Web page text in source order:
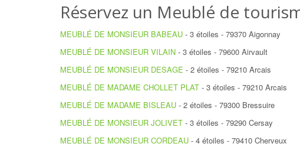
Réservez un Meublé de
MEUBLÉ DE MONSIEUR BABEAU - 3 étoiles - 79370 Aigonnay
MEUBLÉ DE MONSIEUR VILAIN - 3 étoiles - 79600 Airvault
MEUBLÉ DE MONSIEUR DESAGE - 2 étoiles - 79210 Arcais
MEUBLÉ DE MADAME CHOLLET PLAT - 3 étoiles - 79210 Arcais
MEUBLÉ DE MADAME BISLEAU - 2 étoiles - 79300 Bressuire
MEUBLÉ DE MONSIEUR JOLIVET - 3 étoiles - 79290 Cersay
MEUBLÉ DE MONSIEUR CORDEAU - 4 étoiles - 79410 Cherveux